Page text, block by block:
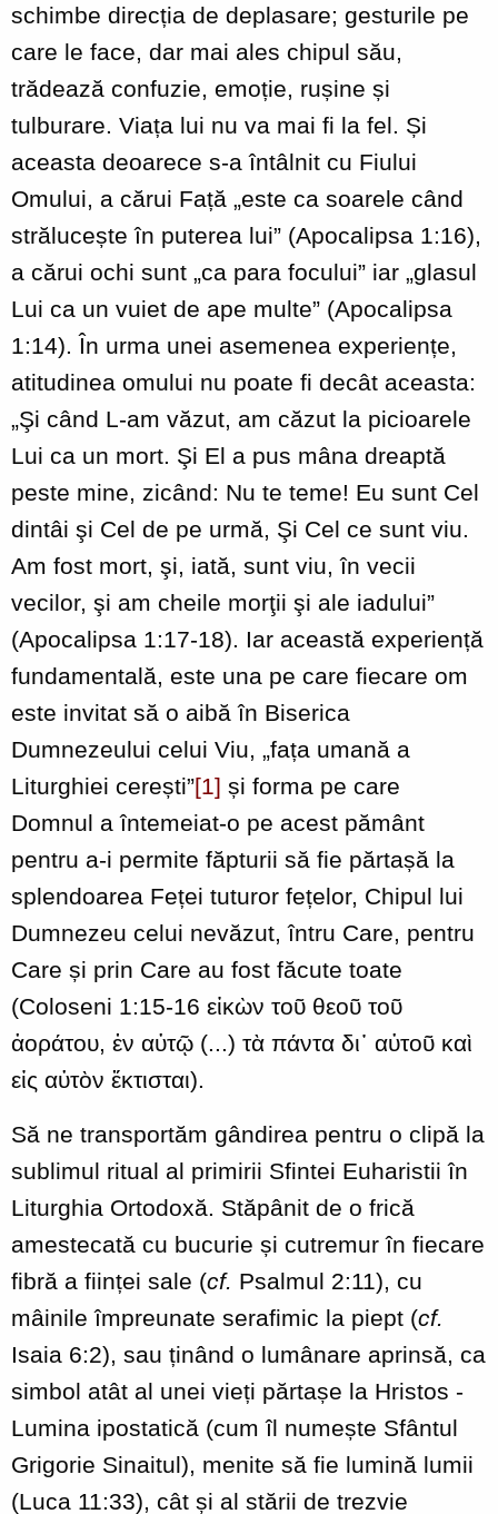
schimbe direcția de deplasare; gesturile pe
care le face, dar mai ales chipul său,
trădează confuzie, emoție, rușine și
tulburare. Viața lui nu va mai fi la fel. Și
aceasta deoarece s-a întâlnit cu Fiului
Omului, a cărui Față „este ca soarele când
strălucește în puterea lui” (Apocalipsa 1:16),
a cărui ochi sunt „ca para focului” iar „glasul
Lui ca un vuiet de ape multe” (Apocalipsa
1:14). În urma unei asemenea experiențe,
atitudinea omului nu poate fi decât aceasta:
„Şi când L-am văzut, am căzut la picioarele
Lui ca un mort. Şi El a pus mâna dreaptă
peste mine, zicând: Nu te teme! Eu sunt Cel
dintâi şi Cel de pe urmă, Şi Cel ce sunt viu.
Am fost mort, şi, iată, sunt viu, în vecii
vecilor, şi am cheile morţii şi ale iadului”
(Apocalipsa 1:17-18). Iar această experiență
fundamentală, este una pe care fiecare om
este invitat să o aibă în Biserica
Dumnezeului celui Viu, „fața umană a
Liturghiei cerești”[1] și forma pe care
Domnul a întemeiat-o pe acest pământ
pentru a-i permite făpturii să fie părtașă la
splendoarea Feței tuturor fețelor, Chipul lui
Dumnezeu celui nevăzut, întru Care, pentru
Care și prin Care au fost făcute toate
(Coloseni 1:15-16 εἰκὼν τοῦ θεοῦ τοῦ
ἀοράτου, ἐν αὐτῷ (...) τὰ πάντα δι᾽ αὐτοῦ καὶ
εἰς αὐτὸν ἔκτισται).
Să ne transportăm gândirea pentru o clipă la
sublimul ritual al primirii Sfintei Euharistii în
Liturghia Ortodoxă. Stăpânit de o frică
amestecată cu bucurie și cutremur în fiecare
fibră a ființei sale (cf. Psalmul 2:11), cu
mâinile împreunate serafimic la piept (cf.
Isaia 6:2), sau ținând o lumânare aprinsă, ca
simbol atât al unei vieți părtașe la Hristos -
Lumina ipostatică (cum îl numește Sfântul
Grigorie Sinaitul), menite să fie lumină lumii
(Luca 11:33), cât și al stării de trezvie